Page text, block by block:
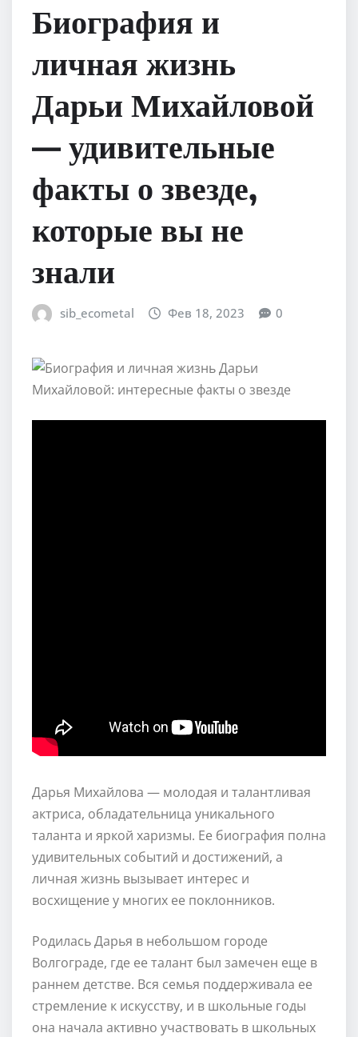
Биография и
личная жизнь
Дарьи Михайловой
— удивительные
факты о звезде,
которые вы не
знали
sib_ecometal Фев 18, 2023 0
Дарья Михайлова — молодая и талантливая
актриса, обладательница уникального
таланта и яркой харизмы. Ее биография полна
удивительных событий и достижений, а
личная жизнь вызывает интерес и
восхищение у многих ее поклонников.
Родилась Дарья в небольшом городе
Волгограде, где ее талант был замечен еще в
раннем детстве. Вся семья поддерживала ее
стремление к искусству, и в школьные годы
она начала активно участвовать в школьных